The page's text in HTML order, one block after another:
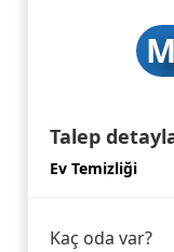
Talep
Ev Temizliği
Kaç oda var?